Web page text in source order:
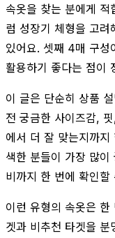
속옷을 찾는 분에게 적
럼 성장기 체형을 고
있어요. 셋째 4매 구성
활용하기 좋다는 점이
이 글은 단순히 상품
전 궁금한 사이즈감,
에서 더 잘 맞는지까
색한 분들이 가장 많
비까지 한 번에 확인할
이런 유형의 속옷은
겟과 비추천 타겟을 분